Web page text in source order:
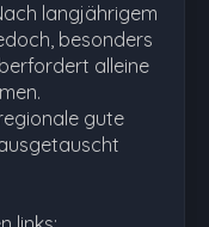
langjährigem
besonders
alleine
gute